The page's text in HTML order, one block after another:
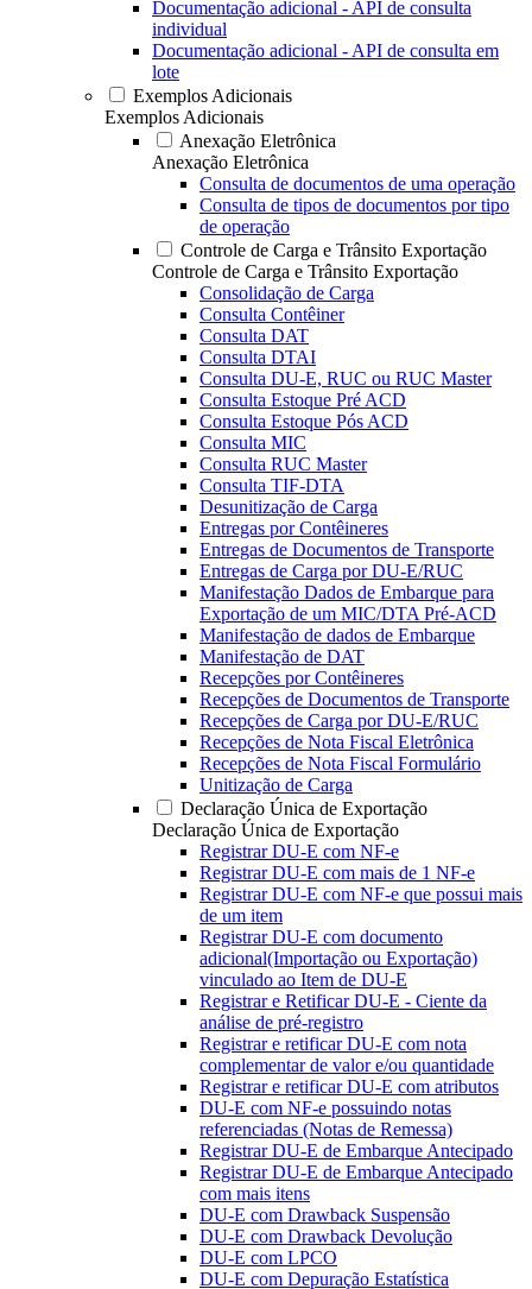
Documentação adicional - API de consulta
individual
Documentação adicional - API de consulta em
lote
Exemplos Adicionais
Exemplos Adicionais
Anexação Eletrônica
Anexação Eletrônica
Consulta de documentos de uma operação
Consulta de tipos de documentos por tipo
de operação
Controle de Carga e Trânsito Exportação
Controle de Carga e Trânsito Exportação
Consolidação de Carga
Consulta Contêiner
Consulta DAT
Consulta DTAI
Consulta DU-E, RUC ou RUC Master
Consulta Estoque Pré ACD
Consulta Estoque Pós ACD
Consulta MIC
Consulta RUC Master
Consulta TIF-DTA
Desunitização de Carga
Entregas por Contêineres
Entregas de Documentos de Transporte
Entregas de Carga por DU-E/RUC
Manifestação Dados de Embarque para
Exportação de um MIC/DTA Pré-ACD
Manifestação de dados de Embarque
Manifestação de DAT
Recepções por Contêineres
Recepções de Documentos de Transporte
Recepções de Carga por DU-E/RUC
Recepções de Nota Fiscal Eletrônica
Recepções de Nota Fiscal Formulário
Unitização de Carga
Declaração Única de Exportação
Declaração Única de Exportação
Registrar DU-E com NF-e
Registrar DU-E com mais de 1 NF-e
Registrar DU-E com NF-e que possui mais
de um item
Registrar DU-E com documento
adicional(Importação ou Exportação)
vinculado ao Item de DU-E
Registrar e Retificar DU-E - Ciente da
análise de pré-registro
Registrar e retificar DU-E com nota
complementar de valor e/ou quantidade
Registrar e retificar DU-E com atributos
DU-E com NF-e possuindo notas
referenciadas (Notas de Remessa)
Registrar DU-E de Embarque Antecipado
Registrar DU-E de Embarque Antecipado
com mais itens
DU-E com Drawback Suspensão
DU-E com Drawback Devolução
DU-E com LPCO
DU-E com Depuração Estatística